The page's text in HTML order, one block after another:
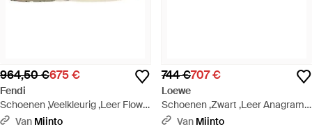
964,50 €675 €
Fendi
Schoenen ,Veelkleurig ,Leer Flow
Nubuck Leren Sneakers - Naturel
Van Miinto
744 €707 €
Loewe
Schoenen ,Zwart ,Leer Anagram
Flex Slide - Zwart
Van Miinto